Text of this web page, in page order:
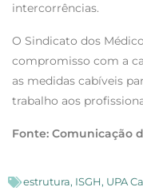
intercorrências.
O Sindicato dos
compromisso com a
as medidas cabíveis
trabalho aos
Fonte: Comunicação
estrutura, ISGH, UPA